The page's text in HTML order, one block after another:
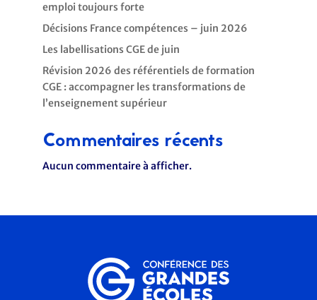
emploi toujours forte
Décisions France compétences – juin 2026
Les labellisations CGE de juin
Révision 2026 des référentiels de formation
CGE : accompagner les transformations de
l’enseignement supérieur
Commentaires récents
Aucun commentaire à afficher.